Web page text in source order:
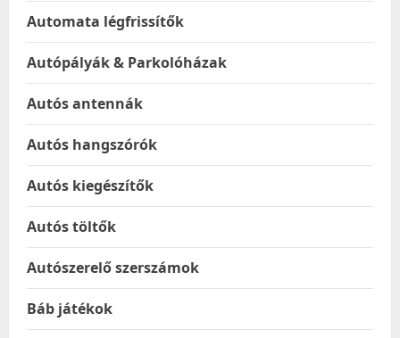
Automata légfrissítők
Autópályák & Parkolóházak
Autós antennák
Autós hangszórók
Autós kiegészítők
Autós töltők
Autószerelő szerszámok
Báb játékok